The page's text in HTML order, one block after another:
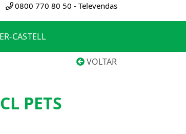
0800 770 80 50 - Televendas
CASTELL
VOLTAR
PETS